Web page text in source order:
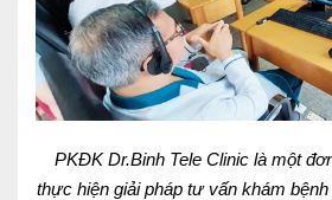
Lấy mẫu xét nghiệm tại nhà
Bảo hiểm Y tế
TUYỂN DỤNG TRA
PKĐK Dr.Binh Tele Clinic là một
thực hiện giải pháp tư vấn khám